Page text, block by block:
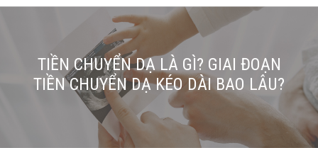
TIỀN CHUYỂN DẠ LÀ GÌ? GIAI ĐOẠN
TIỀN CHUYỂN DẠ KÉO DÀI BAO LÂU?